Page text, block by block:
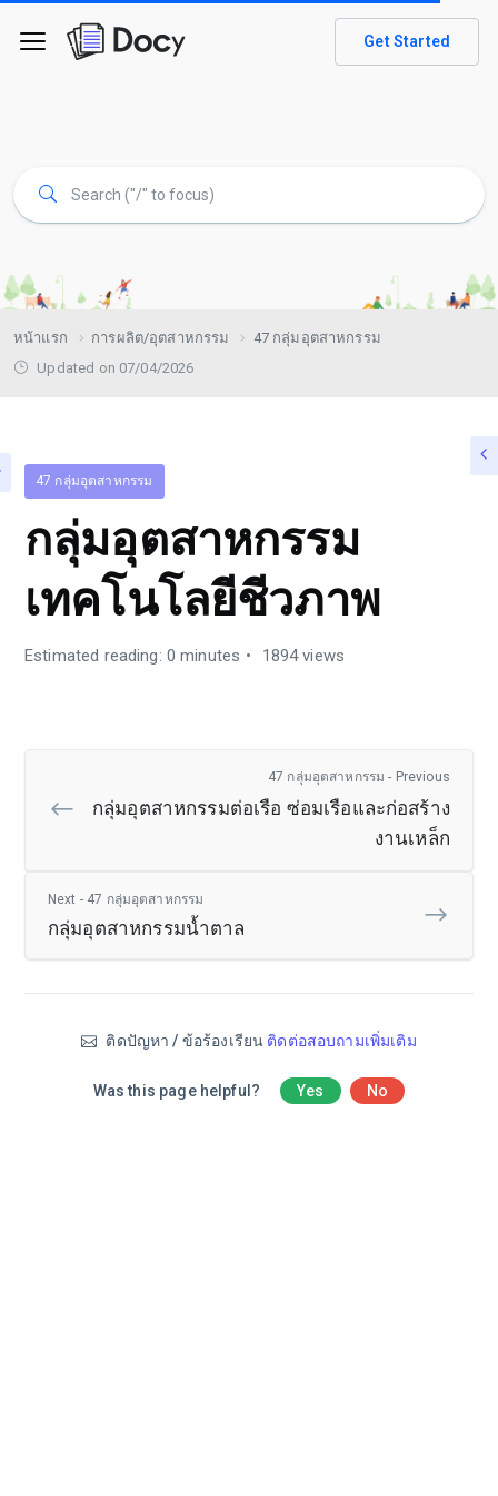
Get Started
หน้าแรก การผลิต/อุตสาหกรรม
47 กลุ่มอุตสาหกรรม
Updated on 07/04/2026
47 กลุ่มอุตสาหกรรม
กลุ่มอุตสาหกรรม
เทคโนโลยีชีวภาพ
Estimated reading: 0 minutes 1894 views
47 กลุ่มอุตสาหกรรม - Previous
กลุ่มอุตสาหกรรมต่อเรือ ซ่อมเรือและก่อสร้าง
งานเหล็ก
Next - 47 กลุ่มอุตสาหกรรม
กลุ่มอุตสาหกรรมน้ำตาล
ติดปัญหา / ข้อร้องเรียน ติดต่อสอบถามเพิ่มเติม
Was this page helpful? Yes No